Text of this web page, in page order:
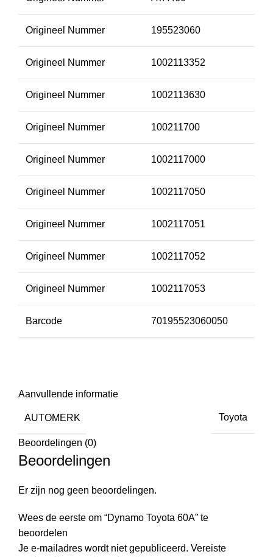
Origineel Nummer 195523060
Origineel Nummer 1002113352
Origineel Nummer 1002113630
Origineel Nummer 100211700
Origineel Nummer 1002117000
Origineel Nummer 1002117050
Origineel Nummer 1002117051
Origineel Nummer 1002117052
Origineel Nummer 1002117053
Barcode 70195523060050
Aanvullende informatie
AUTOMERK Toyota
Beoordelingen (0)
Beoordelingen
Er zijn nog geen beoordelingen.
Wees de eerste om “Dynamo Toyota 60A” te
beoordelen
Je e-mailadres wordt niet gepubliceerd. Vereiste